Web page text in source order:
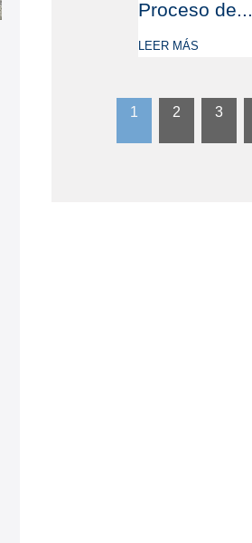
Proceso de...
LEER MÁS
1 2 3